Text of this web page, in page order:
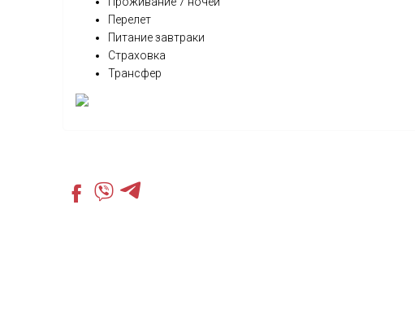
Перелет
Питание завтраки
Страховка
Трансфер